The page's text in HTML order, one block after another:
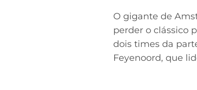
O gigante de
perder o clássico
dois times da
Feyenoord, que